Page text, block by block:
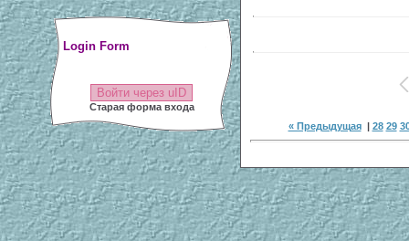
Login Form
Войти через uID
Старая форма входа
« Предыдущая| 28 29